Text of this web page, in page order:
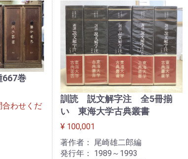
667巻
合わせくだ
訓読 説文解字注 全5冊揃
い 東海大学古典叢書
¥ 100,001
著作者： 尾崎雄二郎編
発行年： 1989～1993